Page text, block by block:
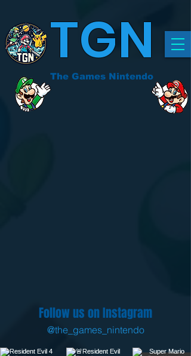
TGN
The Games Nintendo
Follow us on Instagram
@the_games_nintendo